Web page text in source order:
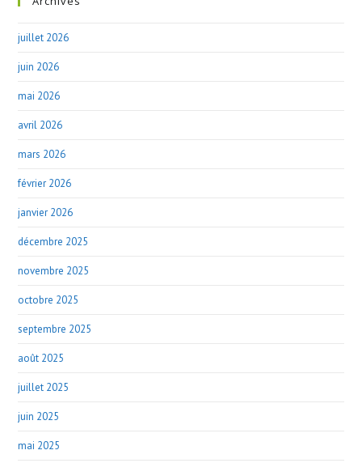
juillet 2026
juin 2026
mai 2026
avril 2026
mars 2026
février 2026
janvier 2026
décembre 2025
novembre 2025
octobre 2025
septembre 2025
août 2025
juillet 2025
juin 2025
mai 2025